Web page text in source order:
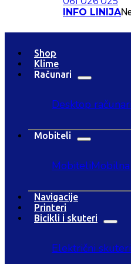
INFO LINIJA
Shop
Klime
Računari
Desktop računari
Mobiteli
Mobiteli
Navigacije
Printeri
Bicikli i skuteri
Električni skuteri